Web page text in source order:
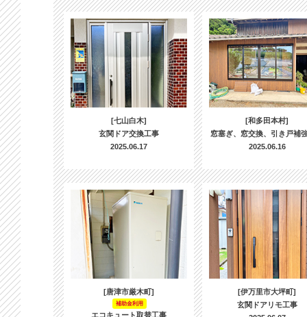
[七山白木]
玄関ドア交換工事
2025.06.17
[和多田本村]
窓塞ぎ、窓交換、引き戸補
2025.06.16
[唐津市厳木町]
補助金利用
エコキュート取替工事
[伊万里市大坪町]
玄関ドアリモ工事